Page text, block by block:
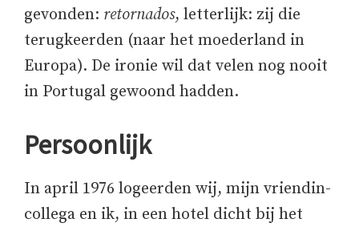
gevonden: retornados, letterlijk: zij die
terugkeerden (naar het moederland in
Europa). De ironie wil dat velen nog nooit
in Portugal gewoond hadden.
Persoonlijk
In april 1976 logeerden wij, mijn vriendin-
collega en ik, in een hotel dicht bij het